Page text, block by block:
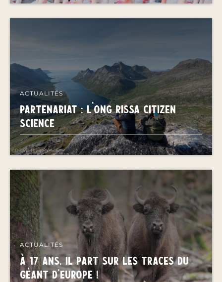
ACTUALITÉS
PARTENARIAT : L'ONG RISSA CITIZEN
SCIENCE
ACTUALITÉS
À 17 ans, il part sur les traces du
géant d’Europe !